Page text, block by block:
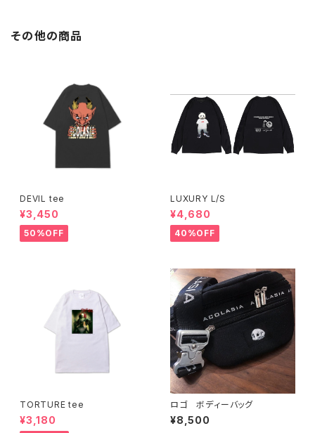
その他の商品
DEVIL tee
¥3,450
50%OFF
LUXURY L/S
¥4,680
40%OFF
TORTURE tee
¥3,180
ロゴ ボディーバッグ
¥8,500